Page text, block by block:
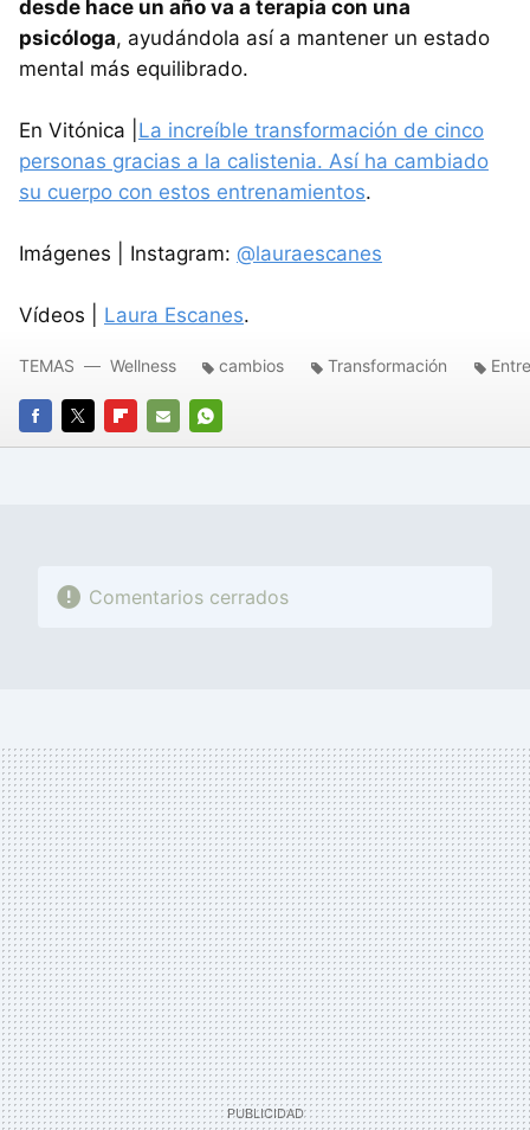
desde hace un año va a terapia con una
psicóloga, ayudándola así a mantener un estado
mental más equilibrado.
En Vitónica | La increíble transformación de cinco
personas gracias a la calistenia. Así ha cambiado
su cuerpo con estos entrenamientos.
Imágenes | Instagram: @lauraescanes
Vídeos | Laura Escanes.
FACEBOOK
TWITTERFLIPBOARD
E-
WHATSAPP
TEMAS Wellness cambios Transformación
Comentarios cerrados